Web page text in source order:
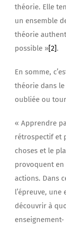
théorie. Elle
un ensemble
théorie
possible »[2] .
En somme,
théorie dans le
oubliée ou
« Apprendre
rétrospectif et
choses et le
provoquent en
actions. Dans
l’épreuve,
découvrir à